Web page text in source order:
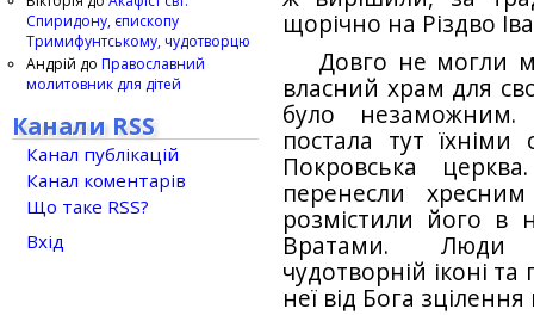
щорічно на Різдво
Довго не могли
власний храм для
було
постала тут їхніми
Покровська
перенесли
розмістили його в
Вратами. Люди
чудотворній іконі
неї від Бога
Спиридону, єпископу
Тримифунтському, чудотворцю
Андрій до Православний
молитовник для дітей
Канали RSS
Канал публікацій
Канал коментарів
Що таке RSS?
Вхід